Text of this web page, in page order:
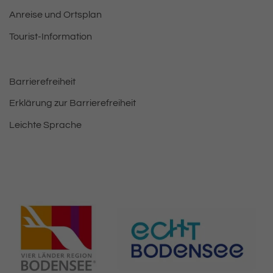
Anreise und Ortsplan
Tourist-Information
Barrierefreiheit
Erklärung zur Barrierefreiheit
Leichte Sprache